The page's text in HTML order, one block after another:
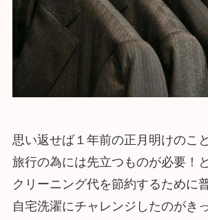
思い返せば１年前の正月明けのこ
旅行の為には先立つものが必要！
クリーニング代を節約するために
自宅洗濯にチャレンジしたのがき